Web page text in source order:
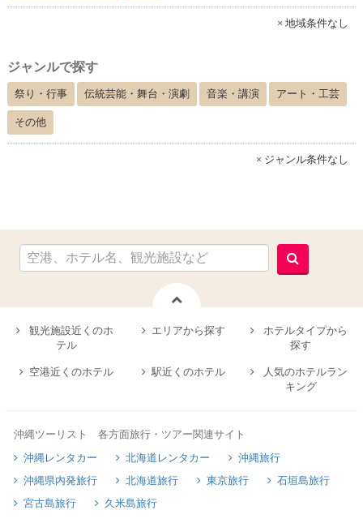
× 地域条件なし
ジャンルで探す
祭り・行事 伝統芸能・舞台・演劇 音楽・講演 アート・工芸
その他
× ジャンル条件なし
観光施設近くのホ
テル
エリアから探す
ホテルタイプから
探す
空港近くのホテル 駅近くのホテル
人気のホテルラン
キング
沖縄ツーリスト 各方面旅行・ツアー関連サイト
沖縄レンタカー
北海道レンタカー
沖縄旅行
沖縄県内発旅行
北海道旅行 東京旅行
石垣島旅行
宮古島旅行
久米島旅行